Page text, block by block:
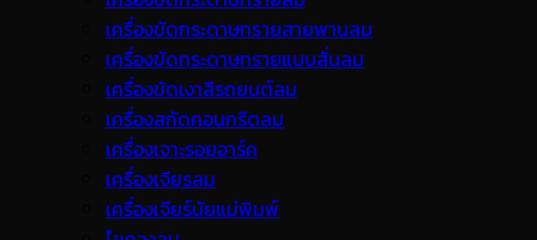
เครื่องขัดกระดาษทรายสายพานลม
เครื่องขัดกระดาษทรายแบบสั่นลม
เครื่องขัดเงาสีรถยนต์ลม
เครื่องสกัดคอนกรีตลม
เครื่องเจาะรอยอาร์ค
เครื่องเจียรลม
เครื่องเจียร์นัยแม่พิมพ์